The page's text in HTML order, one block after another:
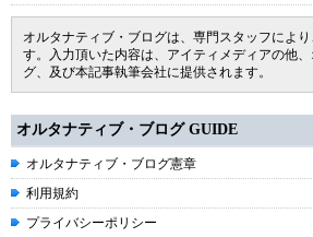
オルタナティブ・ブログは、専門スタッフによ
す。入力頂いた内容は、アイティメディアの他
グ、及び本記事執筆会社に提供されます。
オルタナティブ・ブログ GUIDE
オルタナティブ・ブログ憲章
利用規約
プライバシーポリシー